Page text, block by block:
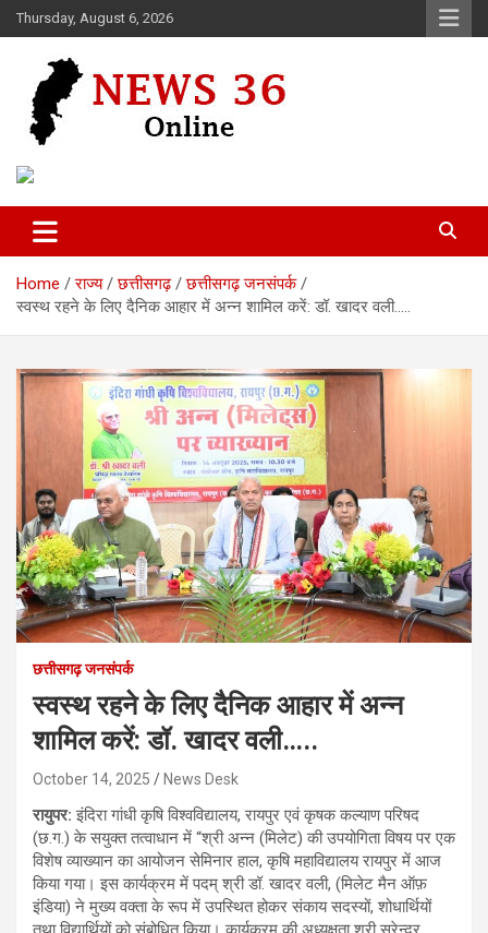
Skip
to
Thursday, August 6, 2026
News 36
Home राज्य छत्तीसगढ़
छत्तीसगढ़ जनसंपर्क
स्वस्थ रहने के लिए दैनिक आहार में अन्न शामिल करें: डॉ. खादर वली…..
छत्तीसगढ़ जनसंपर्क
स्वस्थ रहने के लिए दैनिक आहार में अन्न
शामिल करें: डॉ. खादर वली…..
October 14, 2025 News Desk
रायुपर:इंदिरा गांधी कृषि विश्वविद्यालय, रायपुर एवं कृषक कल्याण परिषद
(छ.ग.) के सयुक्त तत्वाधान में “श्री अन्न (मिलेट) की उपयोगिता विषय पर एक
विशेष व्याख्यान का आयोजन सेमिनार हाल, कृषि महाविद्यालय रायपुर में आज
किया गया। इस कार्यक्रम में पदम् श्री डॉ. खादर वली, (मिलेट मैन ऑफ़
इंडिया) ने मुख्य वक्ता के रूप में उपस्थित होकर संकाय सदस्यों, शोधार्थियों